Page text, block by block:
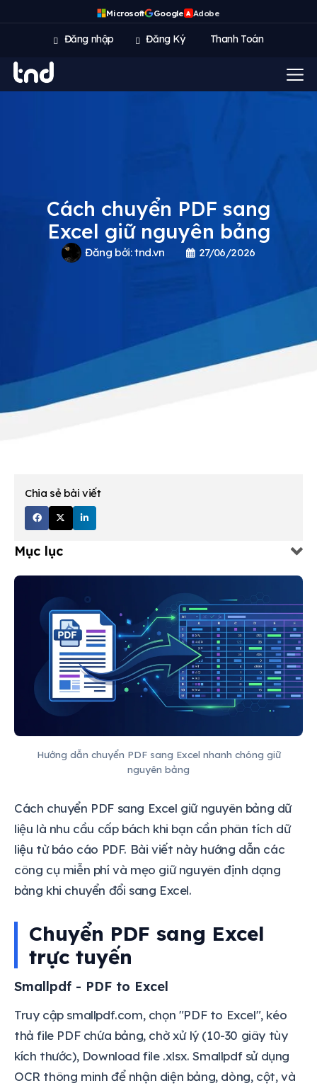
Microsoft Google A Adobe
Đăng nhập Đăng Ký Thanh Toán
Cách chuyển PDF sang
Excel giữ nguyên bảng
Đăng bởi:tnd.vn 27/06/2026
Chia sẻ bài viết
Mục lục
Hướng dẫn chuyển PDF sang Excel nhanh chóng giữ
nguyên bảng
Cách chuyển PDF sang Excel giữ nguyên bảng dữ
liệu là nhu cầu cấp bách khi bạn cần phân tích dữ
liệu từ báo cáo PDF. Bài viết này hướng dẫn các
công cụ miễn phí và mẹo giữ nguyên định dạng
bảng khi chuyển đổi sang Excel.
Chuyển PDF sang Excel
trực tuyến
Smallpdf - PDF to Excel
Truy cập smallpdf.com, chọn "PDF to Excel", kéo
thả file PDF chứa bảng, chờ xử lý (10-30 giây tùy
kích thước), Download file .xlsx. Smallpdf sử dụng
OCR thông minh để nhận diện bảng, dòng, cột, và